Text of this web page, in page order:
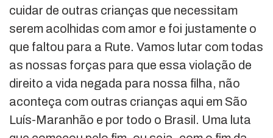
cuidar de outras crianças que necessitam
serem acolhidas com amor e foi justamente o
que faltou para a Rute. Vamos lutar com todas
as nossas forças para que essa violação de
direito a vida negada para nossa filha, não
aconteça com outras crianças aqui em São
Luís-Maranhão e por todo o Brasil. Uma luta